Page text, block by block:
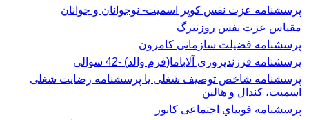
پرسشنامه عزت نفس کوپر اسمیت- نوجوانان و جوانان
مقیاس عزت نفس روزنبرگ
پرسشنامه فضیلت سازمانی کامرون
پرسشنامه فرزندپروری آلاباما(فرم والد) -42 سوالی
پرسشنامه شاخص توصیف شغلی یا پرسشنامه رضایت شغلی
اسميت، كندال و هالين
پرسشنامه فوبياي اجتماعی کانور